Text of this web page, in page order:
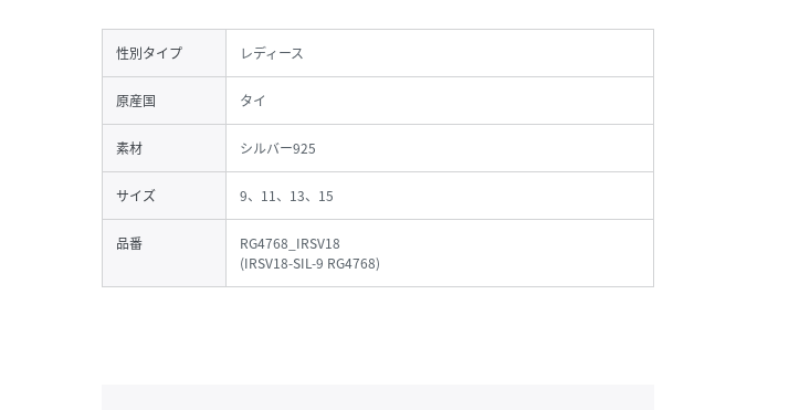
性別タイプ レディース
原産国 タイ
素材 シルバー925
サイズ 9、11、13、15
品番
RG4768_IRSV18
(IRSV18-SIL-9 RG4768)